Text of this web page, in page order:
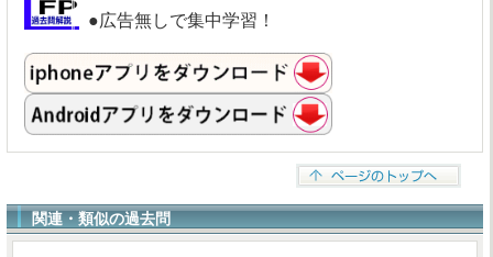
●広告無しで集中学習！
関連・類似の過去問